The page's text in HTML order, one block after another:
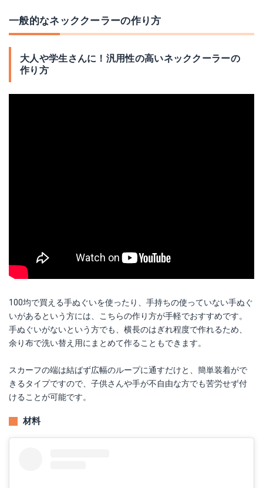
一般的なネッククーラーの作り方
大人や学生さんに！汎用性の高いネッククーラーの
作り方
100均で買える手ぬぐいを使ったり、手持ちの使っていない手ぬぐ
いがあるという方には、こちらの作り方が手軽でおすすめです。
手ぬぐいがないという方でも、横長のはぎれ程度で作れるため、
余り布で洗い替え用にまとめて作ることもできます。
スカーフの端は結ばず広幅のループに通すだけと、簡単装着がで
きるタイプですので、子供さんや手が不自由な方でも苦労せず付
けることが可能です。
材料